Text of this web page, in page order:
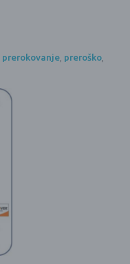
prerokovanje, preroško,